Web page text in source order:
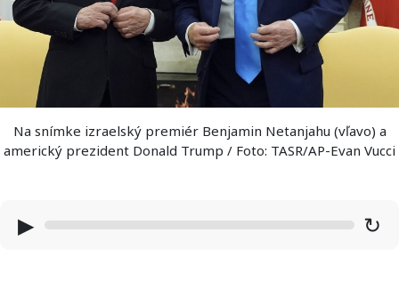
Na snímke izraelský premiér Benjamin Netanjahu (vľavo) a
americký prezident Donald Trump / Foto: TASR/AP-Evan Vucci
▶ ↻